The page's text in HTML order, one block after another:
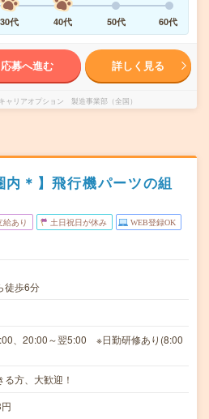
30代 40代 50代 60代
応募へ進む 詳しく見る
ャリアオプション 製造事業部（全国）
内＊】飛行機パーツの組
給あり 土日祝日が休み WEB登録OK
徒歩6分
、20:00～翌5:00 ※日勤研修あり(8:00
方、大歓迎！